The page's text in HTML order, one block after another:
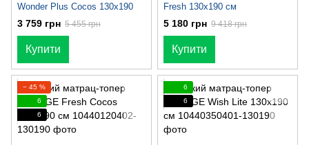
Wonder Plus Cocos 130x190
3 759 грн 5 455 грн
Купити
Fresh 130х190 см
5 180 грн 9 418 грн
Купити
− 45 %
6
6
6
6